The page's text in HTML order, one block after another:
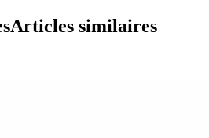
Articles similaires